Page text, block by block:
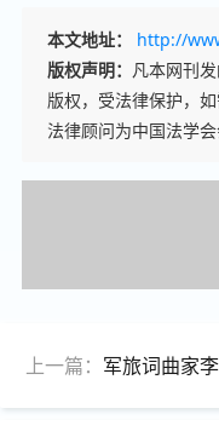
本文地址：
http://
版权声明： 凡本网刊
版权，受法律保护，
法律顾问为中国法学
上一篇： 军旅词曲家李成福、孔维海新歌《军人依法优先》掀起拥军热